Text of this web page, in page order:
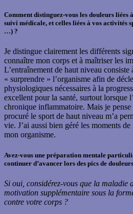
Comment distinguez-vous les douleurs liées
suivi médicale, et celles liées à vos activités
…) ?
Je distingue clairement les différents
connaître mon corps et à maîtriser les
L’entraînement de haut niveau consiste
« surprendre » l’organisme afin de
physiologiques nécessaires à la
excellent pour la santé, surtout lorsque
chronique inflammatoire. Mais je pense
procuré le sport de haut niveau m’a
vie. J’ai aussi bien géré les moments
mon organisme.
Avez-vous une préparation mentale
continuer d’avancer lors des pics de
Si oui, considérez-vous que la maladie
motivation supplémentaire sous la
contre votre corps ?